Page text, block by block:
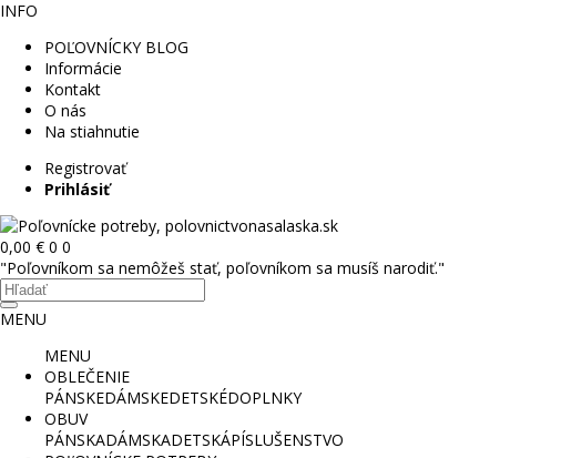
INFO
POĽOVNÍCKY BLOG
Informácie
Kontakt
O nás
Na stiahnutie
Registrovať
Prihlásiť
0,00 € 0 0
"Poľovníkom sa nemôžeš stať, poľovníkom sa musíš narodiť."
MENU
MENU
OBLEČENIE
PÁNSKEDÁMSKEDETSKÉDOPLNKY
OBUV
PÁNSKADÁMSKADETSKÁPÍSLUŠENSTVO